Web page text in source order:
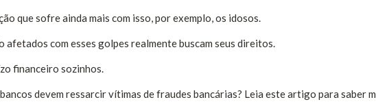
que sofre ainda mais com isso, por exemplo, os idosos.
afetados com esses golpes realmente buscam seus direitos.
financeiro sozinhos.
devem ressarcir vítimas de fraudes bancárias? Leia este artigo para saber